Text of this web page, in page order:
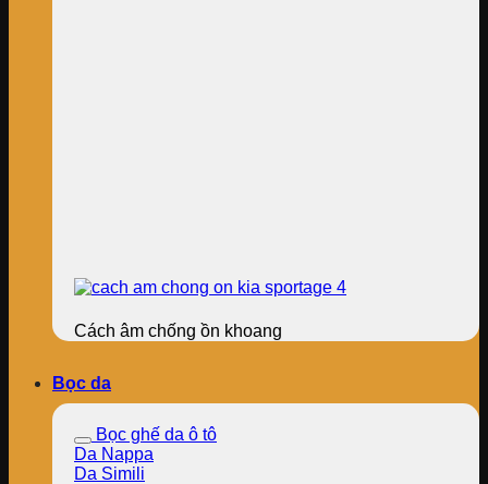
Cách âm chống ồn khoang
Bọc da
Bọc ghế da ô tô
Da Nappa
Da Simili